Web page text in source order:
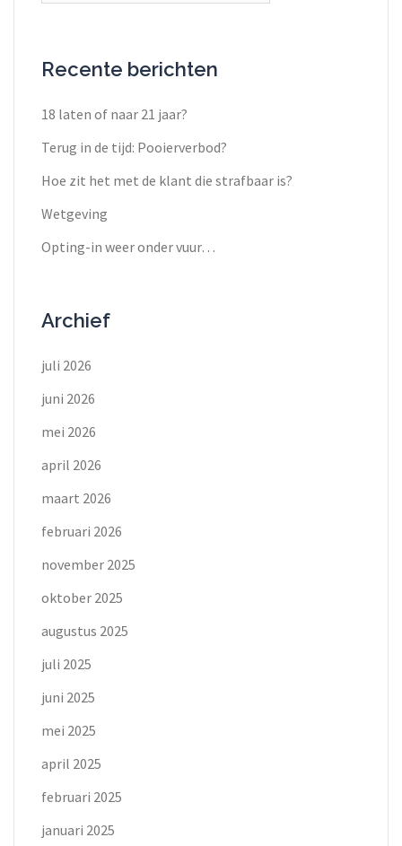
Recente berichten
18 laten of naar 21 jaar?
Terug in de tijd: Pooierverbod?
Hoe zit het met de klant die strafbaar is?
Wetgeving
Opting-in weer onder vuur…
Archief
juli 2026
juni 2026
mei 2026
april 2026
maart 2026
februari 2026
november 2025
oktober 2025
augustus 2025
juli 2025
juni 2025
mei 2025
april 2025
februari 2025
januari 2025